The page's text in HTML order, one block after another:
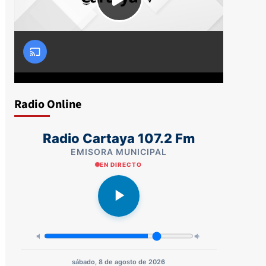
Radio Online
Radio Cartaya 107.2 Fm
EMISORA MUNICIPAL
EN DIRECTO
sábado, 8 de agosto de 2026